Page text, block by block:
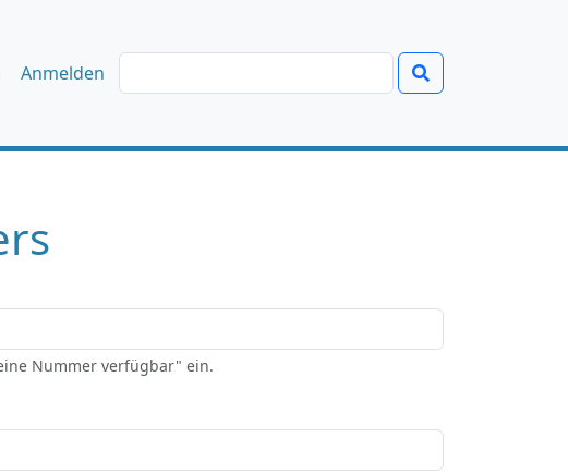
Anmelden
Nummer verfügbar" ein.